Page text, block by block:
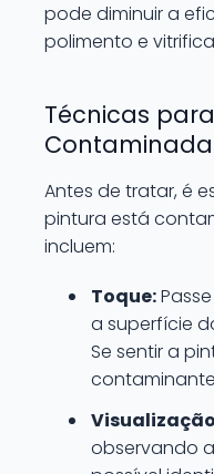
pode diminuir a
polimento e
Técnicas
Contaminada
Antes de tratar, é
pintura está
incluem:
Toque:
a superfície
Se sentir a
observando